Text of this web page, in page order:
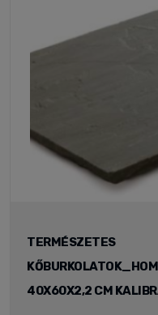
TERMÉSZETES
40X60X2,2 CM